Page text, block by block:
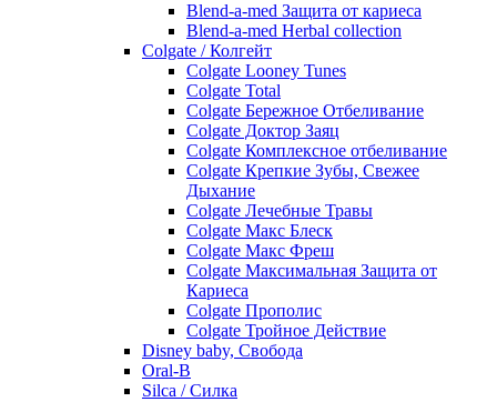
Blend-a-med Защита от кариеса
Blend-a-med Herbal collection
Colgate / Колгейт
Colgate Looney Tunes
Colgate Total
Colgate Бережное Отбеливание
Colgate Доктор Заяц
Colgate Комплексное отбеливание
Colgate Крепкие Зубы, Свежее
Дыхание
Colgate Лечебные Травы
Colgate Макс Блеск
Colgate Макс Фреш
Colgate Максимальная Защита от
Кариеса
Colgate Прополис
Colgate Тройное Действие
Disney baby, Свобода
Oral-B
Silca / Силка